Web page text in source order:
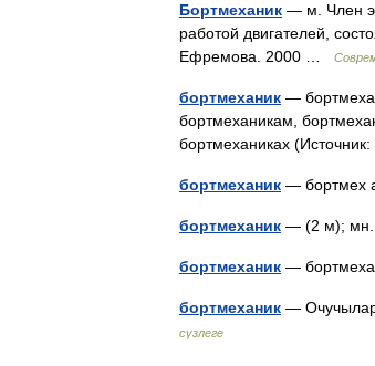
Бортмеханик — м. Член
работой двигателей,
Ефремова. 2000 …
бортмеханик —
бортмеханикам,
бортмеханиках
бортмеханик — бортмех
бортмеханик — (2 м); мн.
бортмеханик —
бортмеханик —
сүзлеге